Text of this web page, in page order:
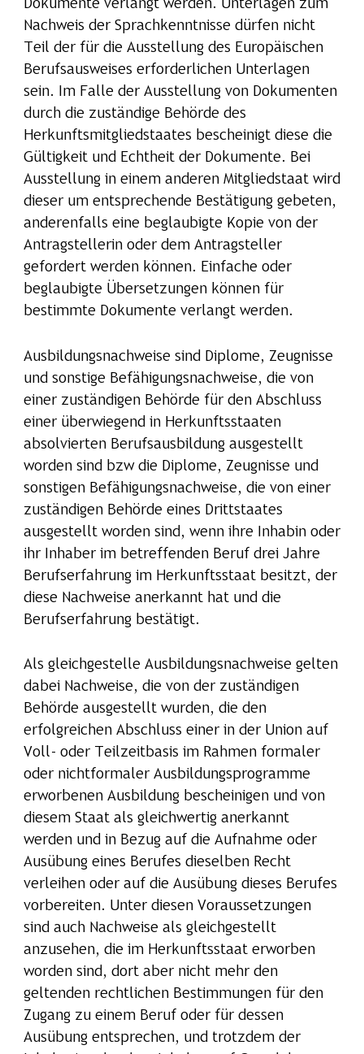
Dokumente verlangt werden. Unterlagen zum
Nachweis der Sprachkenntnisse dürfen nicht
Teil der für die Ausstellung des Europäischen
Berufsausweises erforderlichen Unterlagen
sein. Im Falle der Ausstellung von Dokumenten
durch die zuständige Behörde des
Herkunftsmitgliedstaates bescheinigt diese die
Gültigkeit und Echtheit der Dokumente. Bei
Ausstellung in einem anderen Mitgliedstaat wird
dieser um entsprechende Bestätigung gebeten,
anderenfalls eine beglaubigte Kopie von der
Antragstellerin oder dem Antragsteller
gefordert werden können. Einfache oder
beglaubigte Übersetzungen können für
bestimmte Dokumente verlangt werden.
Ausbildungsnachweise sind Diplome, Zeugnisse
und sonstige Befähigungsnachweise, die von
einer zuständigen Behörde für den Abschluss
einer überwiegend in Herkunftsstaaten
absolvierten Berufsausbildung ausgestellt
worden sind bzw die Diplome, Zeugnisse und
sonstigen Befähigungsnachweise, die von einer
zuständigen Behörde eines Drittstaates
ausgestellt worden sind, wenn ihre Inhabin oder
ihr Inhaber im betreffenden Beruf drei Jahre
Berufserfahrung im Herkunftsstaat besitzt, der
diese Nachweise anerkannt hat und die
Berufserfahrung bestätigt.
Als gleichgestelle Ausbildungsnachweise gelten
dabei Nachweise, die von der zuständigen
Behörde ausgestellt wurden, die den
erfolgreichen Abschluss einer in der Union auf
Voll- oder Teilzeitbasis im Rahmen formaler
oder nichtformaler Ausbildungsprogramme
erworbenen Ausbildung bescheinigen und von
diesem Staat als gleichwertig anerkannt
werden und in Bezug auf die Aufnahme oder
Ausübung eines Berufes dieselben Recht
verleihen oder auf die Ausübung dieses Berufes
vorbereiten. Unter diesen Voraussetzungen
sind auch Nachweise als gleichgestellt
anzusehen, die im Herkunftsstaat erworben
worden sind, dort aber nicht mehr den
geltenden rechtlichen Bestimmungen für den
Zugang zu einem Beruf oder für dessen
Ausübung entsprechen, und trotzdem der